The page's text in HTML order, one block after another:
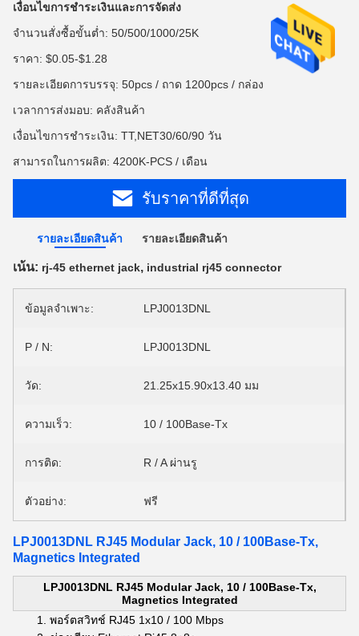
เงื่อนไขการชำระเงินและการจัดส่ง
จำนวนสั่งซื้อขั้นต่ำ: 50/500/1000/25K
ราคา: $0.05-$1.28
รายละเอียดการบรรจุ: 50pcs / ถาด 1200pcs / กล่อง
เวลาการส่งมอบ: คลังสินค้า
เงื่อนไขการชำระเงิน: TT,NET30/60/90 วัน
สามารถในการผลิต: 4200K-PCS / เดือน
รับราคาที่ดีที่สุด
รายละเอียดสินค้า รายละเอียดสินค้า
เน้น: rj-45 ethernet jack, industrial rj45 connector
ข้อมูลจำเพาะ: LPJ0013DNL
P / N: LPJ0013DNL
วัด: 21.25x15.90x13.40 มม
ความเร็ว: 10 / 100Base-Tx
การติด: R / A ผ่านรู
ตัวอย่าง: ฟรี
LPJ0013DNL RJ45 Modular Jack, 10 / 100Base-Tx,
Magnetics Integrated
LPJ0013DNL RJ45 Modular Jack, 10 / 100Base-Tx,
Magnetics Integrated
พอร์ตสวิทช์ RJ45 1x10 / 100 Mbps